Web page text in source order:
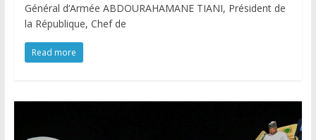
Général d’Armée ABDOURAHAMANE TIANI, Président de
la République, Chef de
Read more